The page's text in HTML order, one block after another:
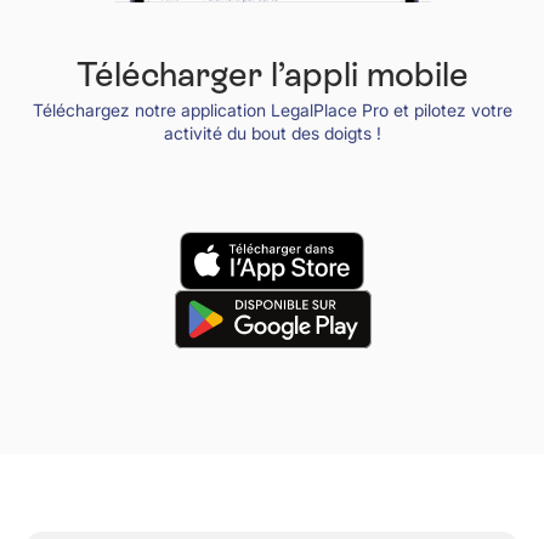
Télécharger l’appli mobile
Téléchargez notre application LegalPlace Pro et pilotez votre
activité du bout des doigts !